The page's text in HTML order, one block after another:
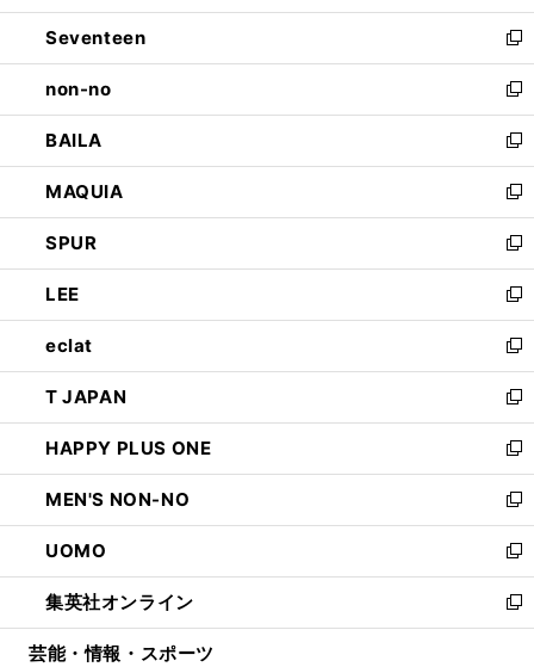
開
く
ウ
で
開
く
ン
ド
ウ
で
開
く
Seventeen
新
し
い
ウ
ィ
ン
ド
ウ
で
開
く
non-no
新
し
い
ウ
ィ
ン
ド
ウ
で
開
く
BAILA
新
し
い
ウ
ィ
ン
ド
ウ
で
開
く
MAQUIA
新
し
い
ウ
ィ
ン
ド
ウ
で
開
く
SPUR
新
し
い
ウ
ィ
ン
ド
ウ
で
開
く
LEE
新
し
い
ウ
ィ
ン
ド
ウ
で
開
く
eclat
新
し
い
ウ
ィ
ン
ド
ウ
で
開
く
T JAPAN
新
し
い
ウ
ィ
ン
ド
ウ
で
開
HAPPY PLUS ONE
新
し
い
ウ
ィ
ン
ド
ウ
MEN'S NON-NO
新
し
い
ウ
ィ
ン
UOMO
新
し
い
ウ
集英社オンライン
新
し
芸能・情報・スポーツ